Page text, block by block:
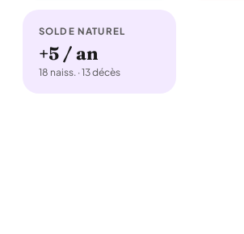
SOLDE NATUREL
+5 / an
18 naiss. · 13 décès